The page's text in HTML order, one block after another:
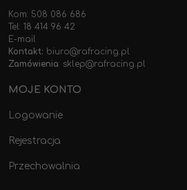
Kom: 508 086 686
Tel: 18 414 96 42
E-mail
Kontakt: biuro@rafracing.pl
Zamówienia: sklep@rafracing.pl
MOJE KONTO
Logowanie
Rejestracja
Przechowalnia